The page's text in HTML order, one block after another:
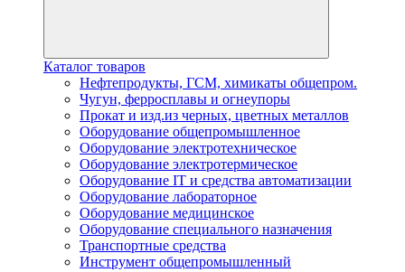
Каталог товаров
Нефтепродукты, ГСМ, химикаты общепром.
Чугун, ферросплавы и огнеупоры
Прокат и изд.из черных, цветных металлов
Оборудование общепромышленное
Оборудование электротехническое
Оборудование электротермическое
Оборудование IT и средства автоматизации
Оборудование лабораторное
Оборудование медицинское
Оборудование специального назначения
Транспортные средства
Инструмент общепромышленный